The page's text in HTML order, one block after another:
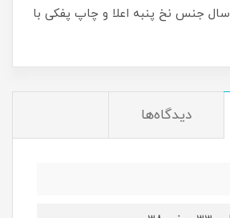
مناسب ۲سال تا ۱۲سال جنس نخ پنبه اعلا و چاپ پفکی با
دیدگاه‌ها